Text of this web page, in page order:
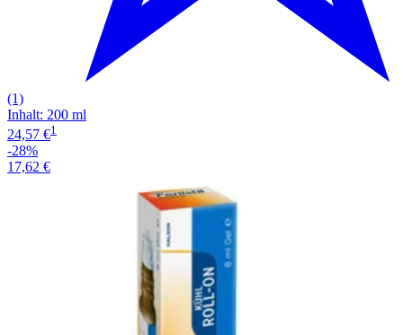
(1)
Inhalt: 200 ml
24,57 €1
-28%
17,62 €